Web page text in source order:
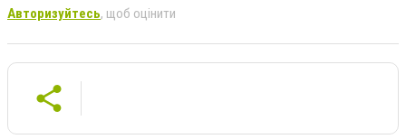
Авторизуйтесь, щоб оцінити